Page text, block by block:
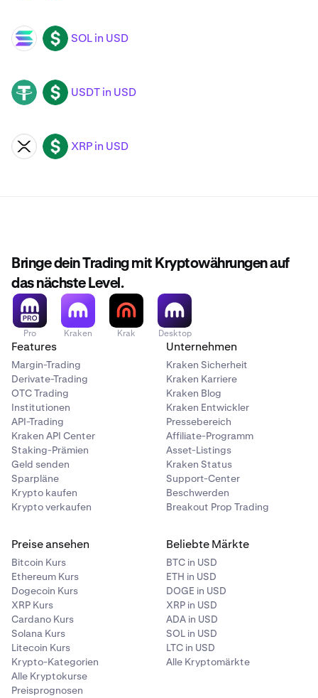
SOL USD SOL in USD
USDT USD USDT in USD
XRP USD XRP in USD
Bringe dein Trading mit Kryptowährungen auf
das nächste Level.
Pro Kraken Krak Desktop
Features
Margin-Trading
Derivate-Trading
OTC Trading
Institutionen
API-Trading
Kraken API Center
Staking-Prämien
Geld senden
Sparpläne
Krypto kaufen
Krypto verkaufen
Unternehmen
Kraken Sicherheit
Kraken Karriere
Kraken Blog
Kraken Entwickler
Pressebereich
Affiliate-Programm
Asset-Listings
Kraken Status
Support-Center
Beschwerden
Breakout Prop Trading
Preise ansehen
Bitcoin Kurs
Ethereum Kurs
Dogecoin Kurs
XRP Kurs
Cardano Kurs
Solana Kurs
Litecoin Kurs
Krypto-Kategorien
Alle Kryptokurse
Preisprognosen
Beliebte Märkte
BTC in USD
ETH in USD
DOGE in USD
XRP in USD
ADA in USD
SOL in USD
LTC in USD
Alle Kryptomärkte